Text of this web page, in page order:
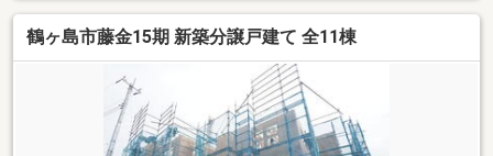
鶴ヶ島市藤金15期 新築分譲戸建て 全11棟